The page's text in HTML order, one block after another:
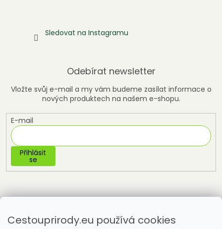
Cestouprirody.eu používá cookies
Sledovat na Instagramu
Odebírat newsletter
Vložte svůj e-mail a my vám budeme zasílat informace o
nových produktech na našem e-shopu.
E-mail
Přihlásit
se